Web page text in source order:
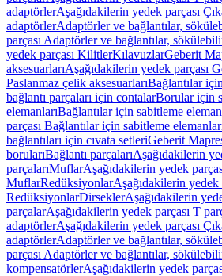
adaptörlerAşağıdakilerin yedek parçası
adaptörlerAdaptörler ve bağlantılar,
parçası Adaptörler ve bağlantılar,
yedek parçası KilitlerKılavuzlarGeberit
aksesuarlarıAşağıdakilerin yedek parçası
Paslanmaz çelik aksesuarlarıBağlantılar
bağlantı parçaları için contalarBorular için
elemanlarıBağlantılar için sabitleme
parçası Bağlantılar için sabitleme
bağlantıları için cıvata setleriGeberit
borularıBağlantı parçalarıAşağıdakilerin
parçalarıMuflarAşağıdakilerin yedek
MuflarRedüksiyonlarAşağıdakilerin yedek
RedüksiyonlarDirseklerAşağıdakilerin
parçalarAşağıdakilerin yedek parçası T
adaptörlerAşağıdakilerin yedek parçası
adaptörlerAdaptörler ve bağlantılar,
parçası Adaptörler ve bağlantılar,
kompensatörlerAşağıdakilerin yedek